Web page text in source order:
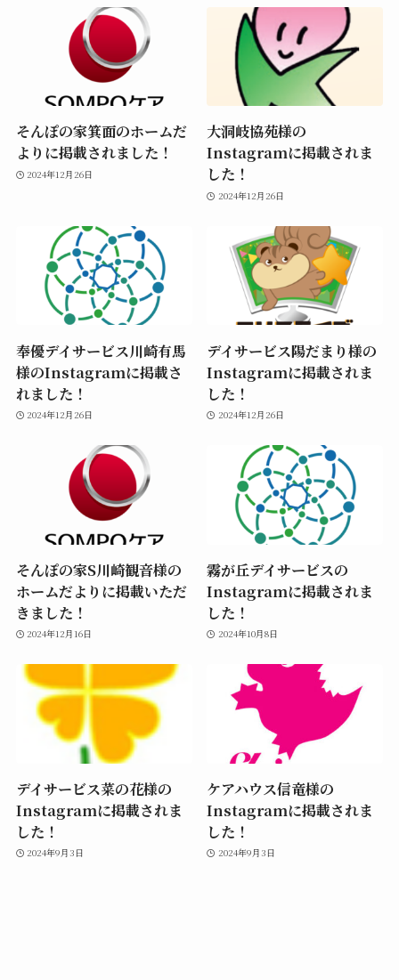
そんぽの家箕面のホームだ
よりに掲載されました！
2024年12月26日
大洞岐協苑様の
Instagramに掲載されま
した！
2024年12月26日
奉優デイサービス川崎有馬
様のInstagramに掲載さ
れました！
2024年12月26日
デイサービス陽だまり様の
Instagramに掲載されま
した！
2024年12月26日
そんぽの家S川崎観音様の
ホームだよりに掲載いただ
きました！
2024年12月16日
霧が丘デイサービスの
Instagramに掲載されま
した！
2024年10月8日
デイサービス菜の花様の
Instagramに掲載されま
した！
2024年9月3日
ケアハウス信竜様の
Instagramに掲載されま
した！
2024年9月3日